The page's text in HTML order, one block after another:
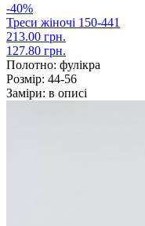
-40%
Треси жіночі 150-441
213.00 грн.
127.80 грн.
Полотно: фулікра
Розмір: 44-56
Заміри: в описі